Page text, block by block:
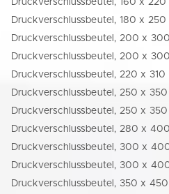
Druckverschlussbeutel, 180 x
Druckverschlussbeutel, 220 x